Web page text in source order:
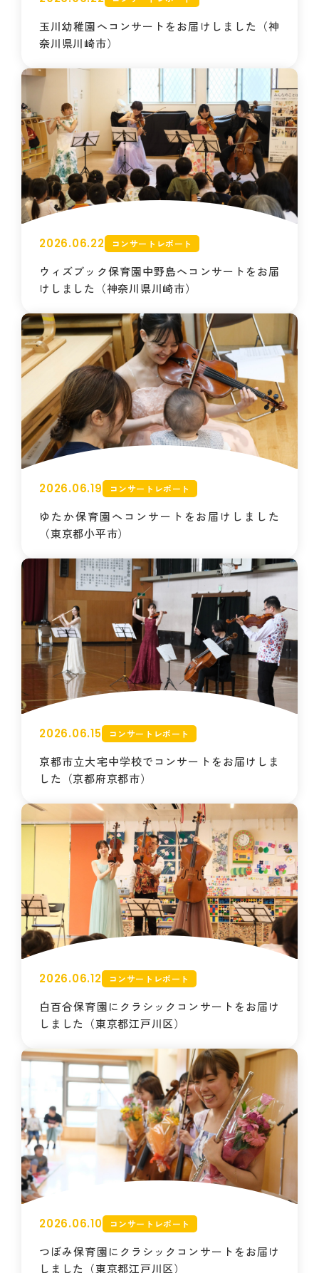
玉川幼稚園へコンサートをお届けしました（神
奈川県川崎市）
2026.06.22 コンサートレポート
ウィズブック保育園中野島へコンサートをお届
けしました（神奈川県川崎市）
2026.06.19 コンサートレポート
ゆたか保育園へコンサートをお届けしました
（東京都小平市）
2026.06.15 コンサートレポート
京都市立大宅中学校でコンサートをお届けしま
した（京都府京都市）
2026.06.12 コンサートレポート
白百合保育園にクラシックコンサートをお届け
しました（東京都江戸川区）
2026.06.10 コンサートレポート
つぼみ保育園にクラシックコンサートをお届け
しました（東京都江戸川区）